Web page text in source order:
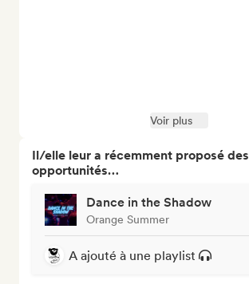
Voir plus
Il/elle leur a récemment proposé des
opportunités…
Dance in the Shadow
Orange Summer
A ajouté à une playlist